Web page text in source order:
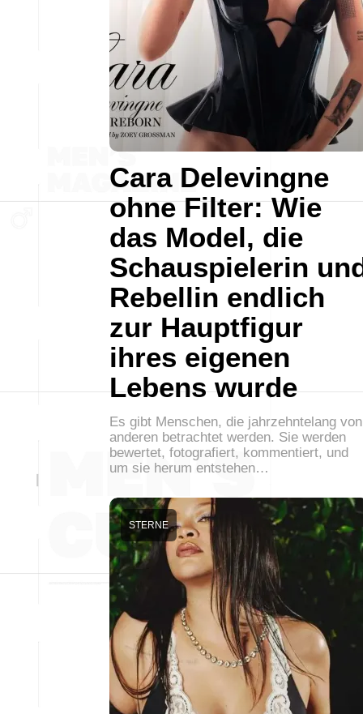
Cara Delevingne
ohne Filter: Wie
das Model, die
Schauspielerin
Rebellin endlich
zur Hauptfigur
ihres eigenen
Lebens wurde
Es gibt Menschen, die jahrzehntelang von
anderen betrachtet werden. Sie werden
bewertet, fotografiert, kommentiert, und
um sie herum entstehen…
STERNE